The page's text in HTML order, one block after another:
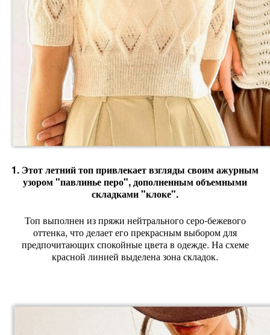
1. Этот летний топ привлекает взгляды своим ажурным
узором "павлинье перо", дополненным объемными
складками "клоке".
Топ выполнен из пряжи нейтрального серо-бежевого
оттенка, что делает его прекрасным выбором для
предпочитающих спокойные цвета в одежде. На схеме
красной линией выделена зона складок.